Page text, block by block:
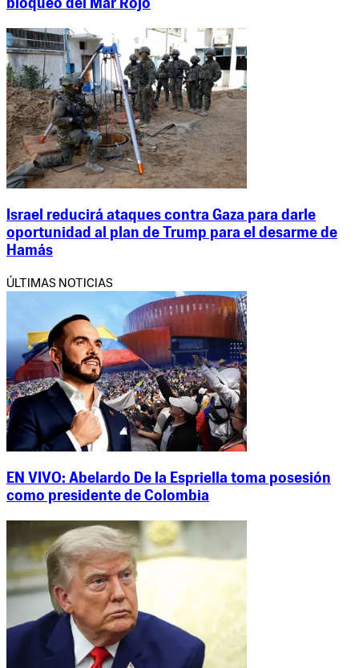
bloqueo del Mar Rojo
Israel reducirá ataques contra Gaza para darle
oportunidad al plan de Trump para el desarme de
Hamás
ÚLTIMAS NOTICIAS
EN VIVO: Abelardo De la Espriella toma posesión
como presidente de Colombia